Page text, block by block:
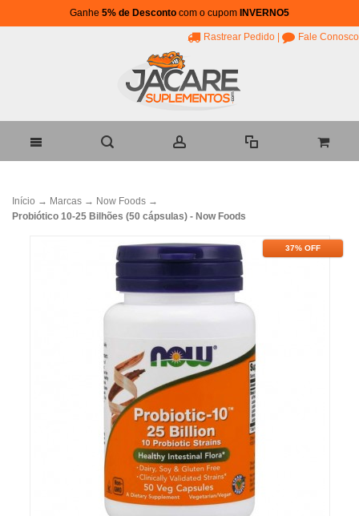
Ganhe 5% de Desconto com o cupom INVERNO5
Rastrear Pedido Fale Conosco
Início → Marcas → Now Foods →
Probiótico 10-25 Bilhões (50 cápsulas) - Now Foods
37% OFF